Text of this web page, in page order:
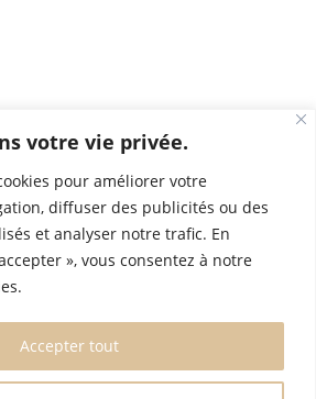
votre vie privée.
pour améliorer votre
diffuser des publicités ou des
et analyser notre trafic. En
», vous consentez à notre
Accepter tout
de vente